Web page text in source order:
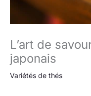
L’art de
japonais
Variétés de thés